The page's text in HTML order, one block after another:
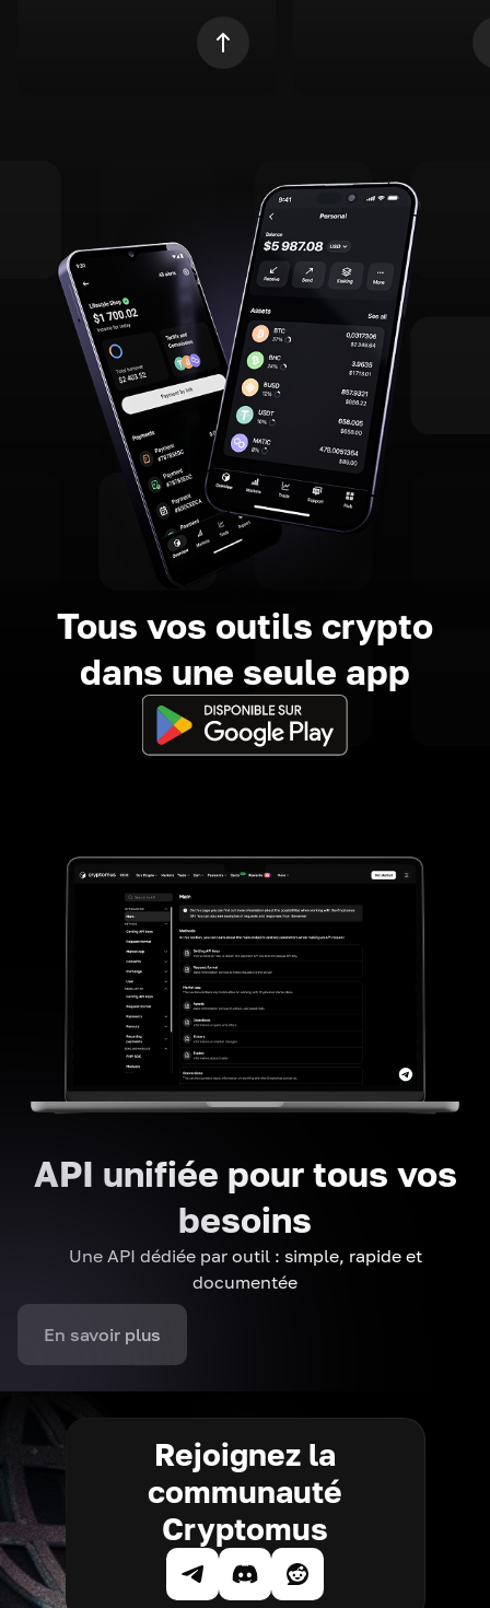
Tous vos outils crypto
dans une seule app
API unifiée pour tous vos
besoins
Une API dédiée par outil : simple, rapide et
documentée
En savoir plus
Rejoignez la
communauté
Cryptomus